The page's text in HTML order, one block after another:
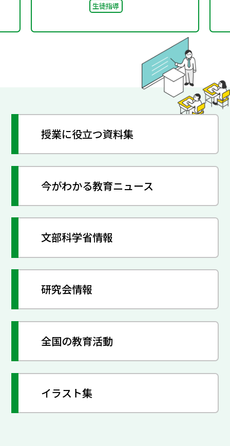
生徒指導
授業に役立つ資料集
今がわかる教育ニュース
文部科学省情報
研究会情報
全国の教育活動
イラスト集